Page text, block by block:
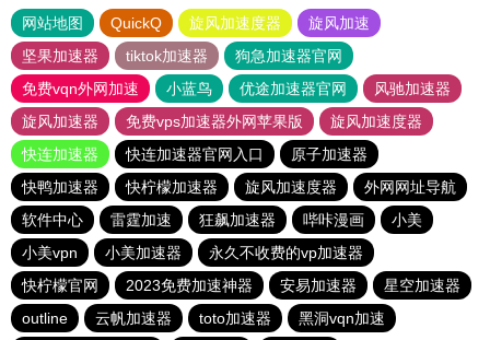
网站地图 QuickQ 旋风加速度器
旋风加速
坚果加速器
tiktok加速器
狗急加速器官网
免费vqn外网加速
小蓝鸟 优途加速器官网
风驰加速器
旋风加速器
免费vps加速器外网苹果版
旋风加速度器
快连加速器
快连加速器官网入口
原子加速器
快鸭加速器
快柠檬加速器 旋风加速度器
外网网址导航
软件中心
雷霆加速 狂飙加速器 哔咔漫画
小美
小美vpn
小美加速器
永久不收费的vp加速器
快柠檬官网
2023免费加速神器 安易加速器
星空加速器
outline
云帆加速器 toto加速器 黑洞vqn加速